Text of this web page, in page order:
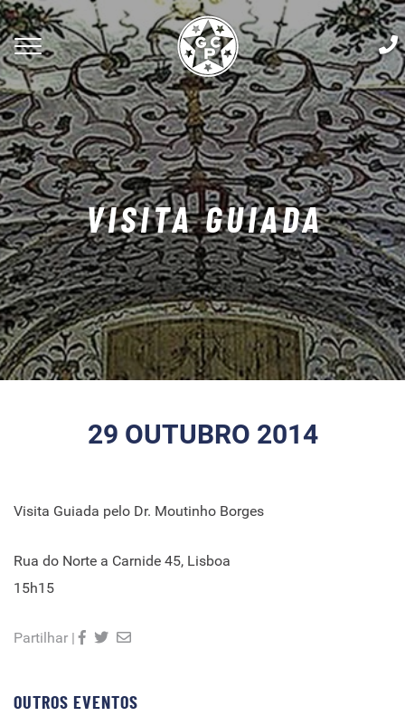
VISITA GUIADA
29 OUTUBRO 2014
Visita Guiada pelo Dr. Moutinho Borges
Rua do Norte a Carnide 45, Lisboa
15h15
Partilhar |
OUTROS EVENTOS